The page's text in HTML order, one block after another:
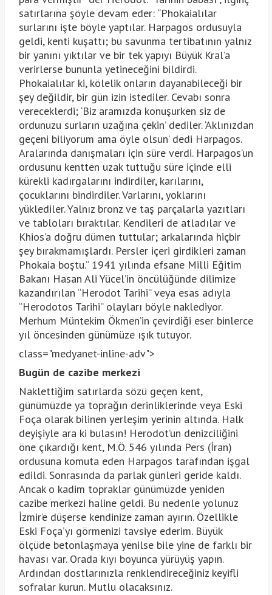
satırlarına şöyle devam eder: “Phokaialılar
surlarını işte böyle yaptılar. Harpagos ordusuyla
geldi, kenti kuşattı; bu savunma tertibatının yalnız
bir yanını yıktılar ve bir tek yapıyı Büyük Kral’a
verirlerse bununla yetineceğini bildirdi.
Phokaialılar ki, kölelik onların dayanabileceği bir
şey değildir, bir gün izin istediler. Cevabı sonra
vereceklerdi; ‘Biz aramızda konuşurken siz de
ordunuzu surların uzağına çekin’ dediler. ‘Aklınızdan
geçeni biliyorum ama öyle olsun’ dedi Harpagos.
Aralarında danışmaları için süre verdi. Harpagos’un
ordusunu kentten uzak tuttuğu süre içinde elli
kürekli kadırgalarını indirdiler, karılarını,
çocuklarını bindirdiler. Varlarını, yoklarını
yüklediler. Yalnız bronz ve taş parçalarla yazıtları
ve tabloları bıraktılar. Kendileri de atladılar ve
Khios’a doğru dümen tuttular; arkalarında hiçbir
şey bırakmamışlardı. Persler içeri girdikleri zaman
Phokaia boştu.” 1941 yılında efsane Milli Eğitim
Bakanı Hasan Ali Yücel’in öncülüğünde dilimize
kazandırılan “Herodot Tarihi” veya esas adıyla
“Herodotos Tarihi” olayları böyle naklediyor.
Merhum Müntekim Ökmen’in çevirdiği eser binlerce
yıl öncesinden günümüze ışık tutuyor.
class="medyanet-inline-adv">
Bugün de cazibe merkezi
Naklettiğim satırlarda sözü geçen kent,
günümüzde ya toprağın derinliklerinde veya Eski
Foça olarak bilinen yerleşim yerinin altında. Halk
deyişiyle ara ki bulasın! Herodot’un denizciliğini
öne çıkardığı kent, M.Ö. 546 yılında Pers (İran)
ordusuna komuta eden Harpagos tarafından işgal
edildi. Sonrasında da parlak günleri geride kaldı.
Ancak o kadim topraklar günümüzde yeniden
cazibe merkezi haline geldi. Bu nedenle yolunuz
İzmir’e düşerse kendinize zaman ayırın. Özellikle
Eski Foça’yı görmenizi tavsiye ederim. Büyük
ölçüde betonlaşmaya yenilse bile yine de farklı bir
havası var. Orada kıyı boyunca yürüyüş yapın.
Ardından dostlarınızla renklendireceğiniz keyifli
sofralar kurun. Mutlu olacaksınız.